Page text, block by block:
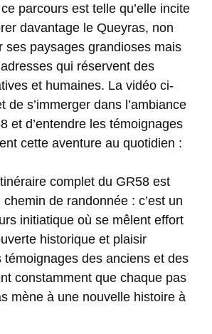
parcours est telle qu’elle incite
davantage le Queyras, non
ses paysages grandioses mais
qui réservent des
et humaines. La vidéo ci-
de s’immerger dans l’ambiance
et d’entendre les témoignages
cette aventure au quotidien :
complet du GR58 est
chemin de randonnée : c’est un
initiatique où se mêlent effort
historique et plaisir
témoignages des anciens et des
constamment que chaque pas
mène à une nouvelle histoire à